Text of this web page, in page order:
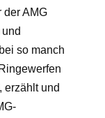
der AMG
so manch
erzählt und